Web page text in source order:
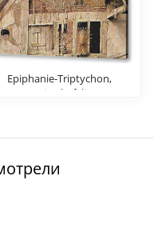
Epiphanie-Triptychon,
Mitteltafel